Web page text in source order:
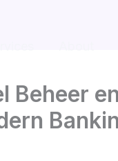
Beheer